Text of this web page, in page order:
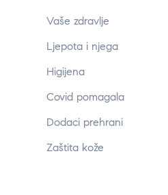
Vaše zdravlje
Ljepota i njega
Higijena
Covid pomagala
Dodaci prehrani
Zaštita kože